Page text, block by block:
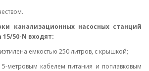
канализационных насосных станций
15/50-N входят:
емкостью 250 литров, с крышкой;
метровым кабелем питания и поплавковым